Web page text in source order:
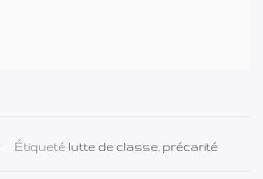
Étiqueté lutte de classe précarité